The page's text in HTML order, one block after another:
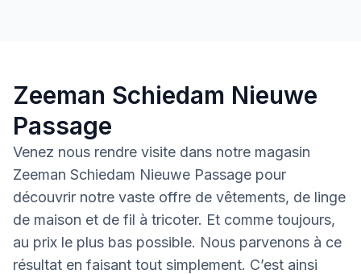
Zeeman Schiedam Nieuwe
Passage
Venez nous rendre visite dans notre magasin
Zeeman Schiedam Nieuwe Passage pour
découvrir notre vaste offre de vêtements, de linge
de maison et de fil à tricoter. Et comme toujours,
au prix le plus bas possible. Nous parvenons à ce
résultat en faisant tout simplement. C’est ainsi